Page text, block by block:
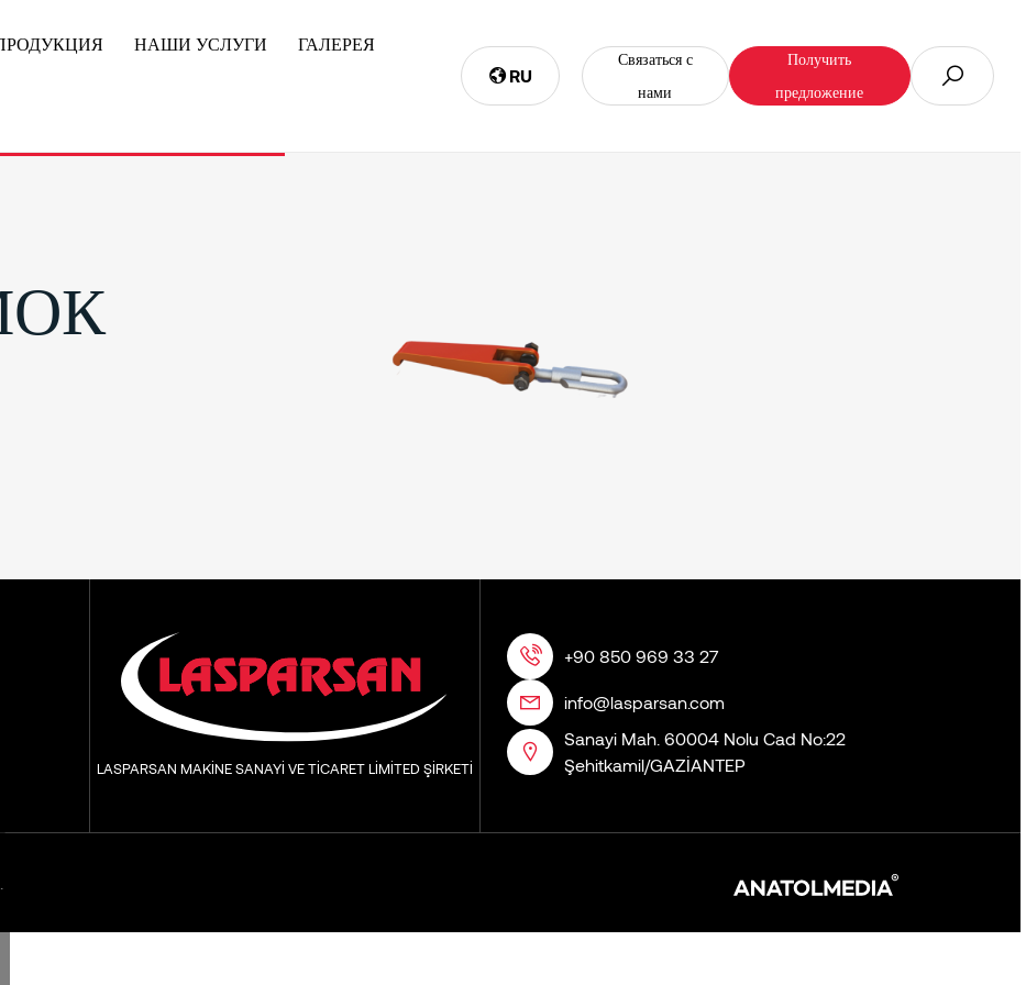
НАШИ УСЛУГИ ГАЛЕРЕЯ
RU
Связаться с
нами
Получить
предложение
LASPARSAN MAKİNE SANAYİ VE TİCARET LİMİTED ŞİRKETİ
+90 850 969 33 27
info@lasparsan.com
Sanayi Mah. 60004 Nolu Cad No:22
Şehitkamil/GAZİANTEP